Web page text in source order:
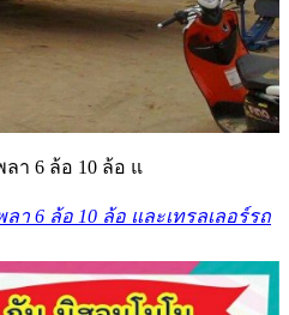
ลา 6 ล้อ 10 ล้อ แ
า 6 ล้อ 10 ล้อ และเทรลเลอร์รถ